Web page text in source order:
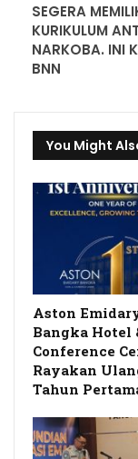
SEGERA
KURIKULUM
NARKOBA. INI
BNN
You Might
Aston
Bangka Hotel
Conference
Rayakan
Tahun